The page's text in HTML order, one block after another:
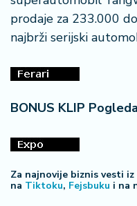
prodaje za 233.000
najbrži serijski
BONUS KLIP
Za najnovije biznis vesti
na Tiktoku, Fejsbuku i na